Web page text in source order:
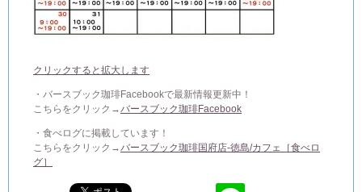
クリックすると拡大します
・バースブック珈琲Facebookで最新情報更新中！
こちらをクリック→バースブック珈琲Facebook
・食べログに掲載しています！
こちらをクリック→バースブック珈琲国府店-徳島/カフェ［食べロ
グ］